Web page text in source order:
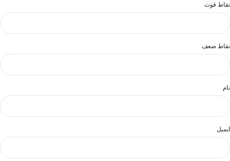
نقاط قوت
نقاط ضعف
نام
ایمیل